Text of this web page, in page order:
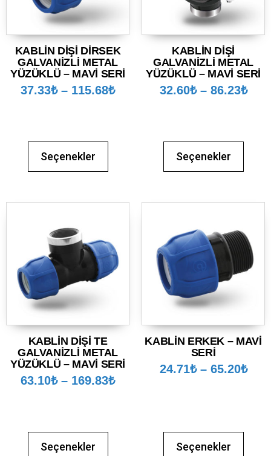
KABLİN DİŞİ DİRSEK
GALVANİZLİ METAL
YÜZÜKLÜ – MAVİ SERİ
37.33₺ – 115.68₺
Seçenekler
KABLİN DİŞİ
GALVANİZLİ METAL
YÜZÜKLÜ – MAVİ SERİ
32.60₺ – 86.23₺
Seçenekler
KABLİN DİŞİ TE
GALVANİZLİ METAL
YÜZÜKLÜ – MAVİ SERİ
63.10₺ – 169.83₺
Seçenekler
KABLİN ERKEK – MAVİ
SERİ
24.71₺ – 65.20₺
Seçenekler